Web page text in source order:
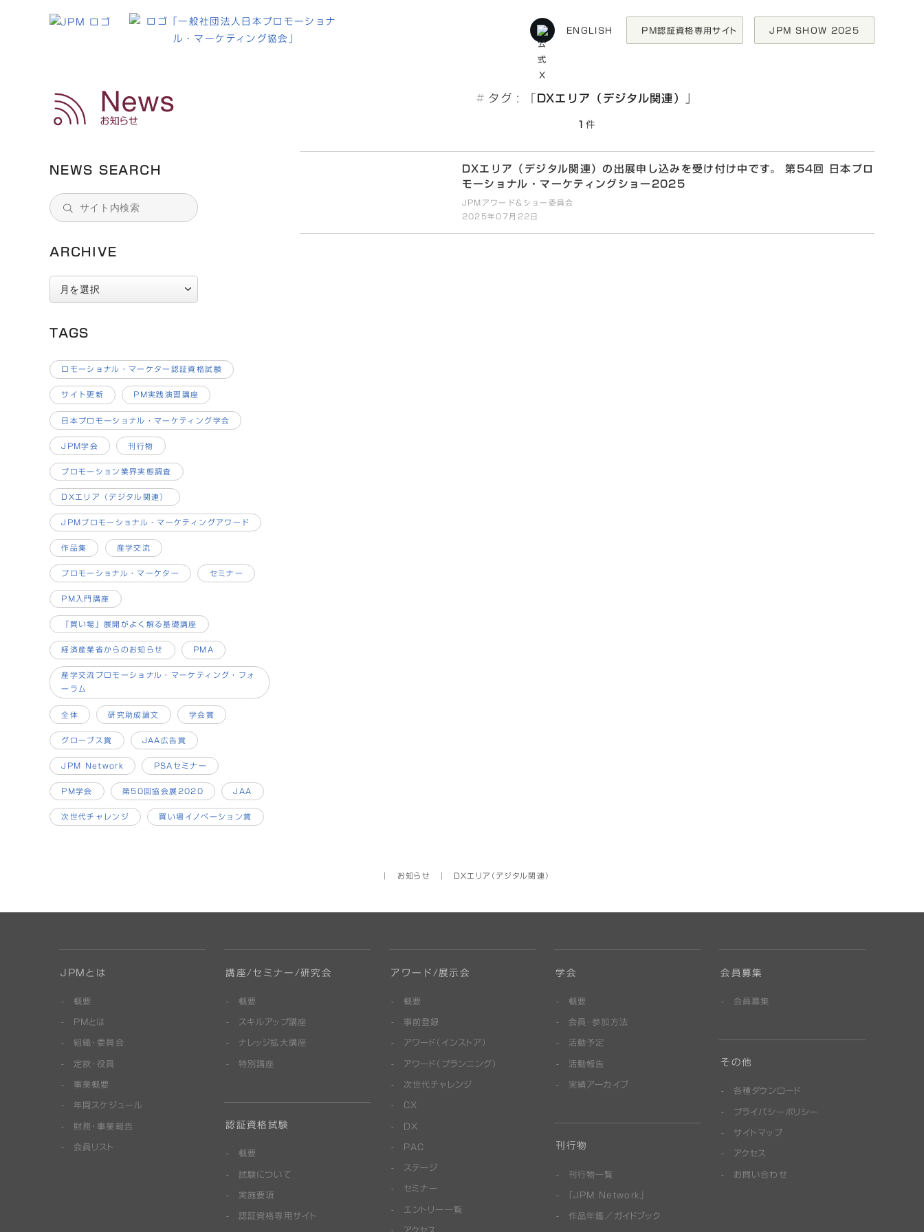
ENGLISH PM認証資格専用サイト JPM SHOW 2025
# タグ : 「 DXエリア（デジタル関連）
1 件
DXエリア（デジタル関連）の出展申し込みを受け付け中です。 第54回 日本プロ
モーショナル・マーケティングショー2025
JPMアワード&ショー委員会
2025年07月22日
DXエリア（デジタル関連）の出展申し込みを受け付け中です。 第54回 日本プロ
NEWS SEARCH
ARCHIVE
ARCHIVE
TAGS
ロモーショナル・マーケター認証資格試験
サイト更新 PM実践演習講座
日本プロモーショナル・マーケティング学会
JPM学会 刊行物
プロモーション業界実態調査
DXエリア（デジタル関連）
JPMプロモーショナル・マーケティングアワード
作品集 産学交流
プロモーショナル・マーケター セミナー
PM入門講座
『買い場』展開がよく解る基礎講座
経済産業省からのお知らせ PMA
産学交流プロモーショナル・マーケティング・フォ
ーラム
全体 研究助成論文 学会賞
グローブス賞 JAA広告賞
JPM Network PSAセミナー
PM学会 第50回協会展2020 JAA
次世代チャレンジ 買い場イノベーション賞
お知らせ DXエリア（デジタル関連）
JPMとは
概要
PMとは
組織・委員会
定款・役員
事業概要
年間スケジュール
財務・事業報告
会員リスト
講座/セミナー/研究会
概要
スキルアップ講座
ナレッジ拡大講座
特別講座
認証資格試験
概要
試験について
実施要項
認証資格専用サイト
アワード/展示会
概要
事前登録
アワード（インストア）
アワード（プランニング）
次世代チャレンジ
CX
DX
PAC
ステージ
セミナー
エントリー一覧
アクセス
学会
概要
会員・参加方法
活動予定
活動報告
実績アーカイブ
刊行物
刊行物一覧
「JPM Network」
作品年鑑／ガイドブック
会員募集
会員募集
その他
各種ダウンロード
プライバシーポリシー
サイトマップ
アクセス
お問い合わせ